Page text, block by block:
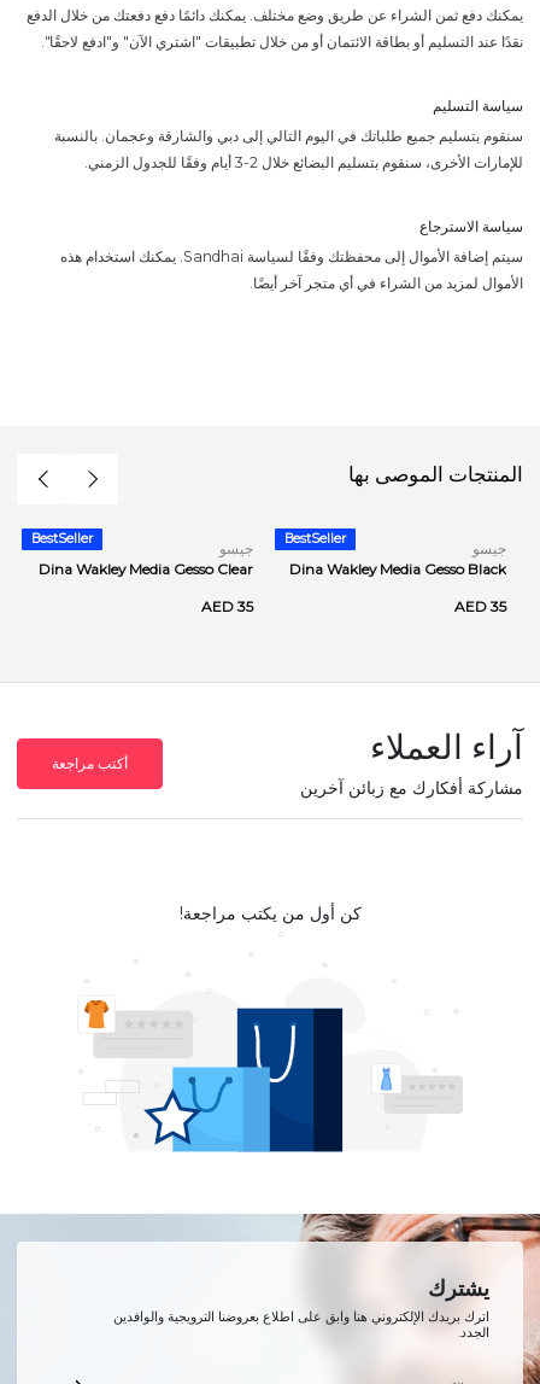
يمكنك دفع ثمن الشراء عن طريق وضع مختلف. يمكنك دائمًا دفع دفعتك من خلال الدفع
نقدًا عند التسليم أو بطاقة الائتمان أو من خلال تطبيقات "اشتري الآن" و"ادفع لاحقًا".
سياسة التسليم
سنقوم بتسليم جميع طلباتك في اليوم التالي إلى دبي والشارقة وعجمان. بالنسبة
للإمارات الأخرى، سنقوم بتسليم البضائع خلال 2-3 أيام وفقًا للجدول الزمني.
سياسة الاسترجاع
سيتم إضافة الأموال إلى محفظتك وفقًا لسياسة Sandhai. يمكنك استخدام هذه
الأموال لمزيد من الشراء في أي متجر آخر أيضًا.
المنتجات الموصى بها
BestSeller
جيسو
Dina Wakley Media Gesso Black
AED 35
BestSeller
جيسو
Dina Wakley Media Gesso Clear
AED 35
آراء العملاء
مشاركة أفكارك مع زبائن آخرين
أكتب مراجعة
كن أول من يكتب مراجعة!
يشترك
اترك بريدك الإلكتروني هنا وابق على اطلاع بعروضنا الترويجية والوافدين
الجدد.